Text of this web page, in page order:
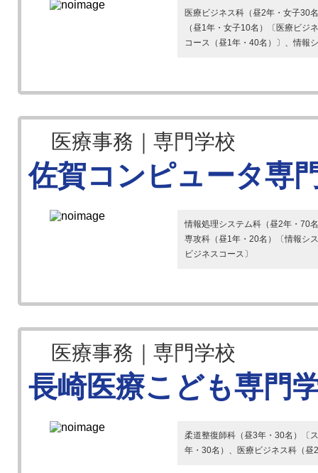
医療ビジネス科（昼2年・女子30
（昼1年・女子10名）〔医療ビジ
コース（昼1年・40名）〕、情報
医療事務｜専門学校
佐賀コンピュータ専
情報処理システム科（昼2年・70
専攻科（昼1年・20名）〔情報シ
ビジネスコース〕
医療事務｜専門学校
長崎医療こども専門
柔道整復師科（昼3年・30名）〔
年・30名）、医療ビジネス科（